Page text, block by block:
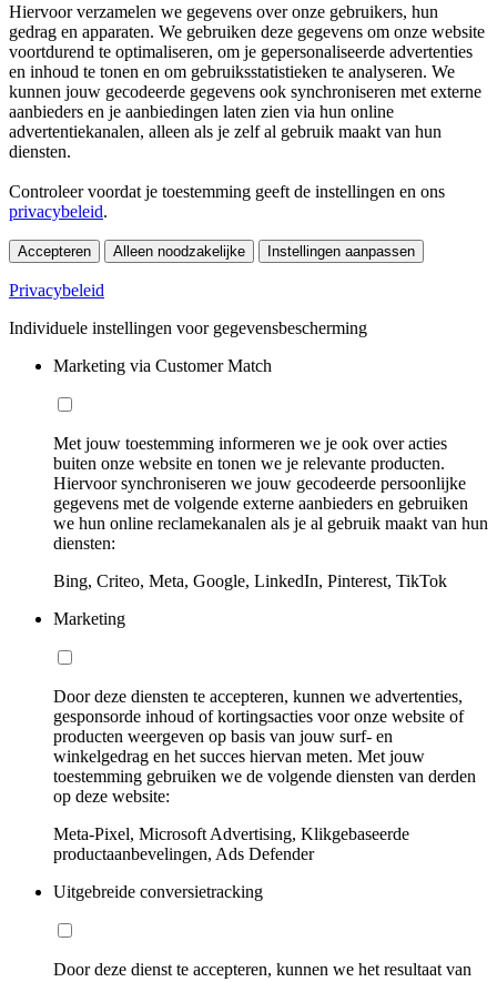
Hiervoor verzamelen we gegevens over onze gebruikers, hun
gedrag en apparaten. We gebruiken deze gegevens om onze website
voortdurend te optimaliseren, om je gepersonaliseerde advertenties
en inhoud te tonen en om gebruiksstatistieken te analyseren. We
kunnen jouw gecodeerde gegevens ook synchroniseren met externe
aanbieders en je aanbiedingen laten zien via hun online
advertentiekanalen, alleen als je zelf al gebruik maakt van hun
diensten.
Controleer voordat je toestemming geeft de instellingen en ons
privacybeleid.
Accepteren Alleen noodzakelijke Instellingen aanpassen
Privacybeleid
Individuele instellingen voor gegevensbescherming
Marketing via Customer Match
Met jouw toestemming informeren we je ook over acties
buiten onze website en tonen we je relevante producten.
Hiervoor synchroniseren we jouw gecodeerde persoonlijke
gegevens met de volgende externe aanbieders en gebruiken
we hun online reclamekanalen als je al gebruik maakt van hun
diensten:
Bing, Criteo, Meta, Google, LinkedIn, Pinterest, TikTok
Marketing
Door deze diensten te accepteren, kunnen we advertenties,
gesponsorde inhoud of kortingsacties voor onze website of
producten weergeven op basis van jouw surf- en
winkelgedrag en het succes hiervan meten. Met jouw
toestemming gebruiken we de volgende diensten van derden
op deze website:
Meta-Pixel, Microsoft Advertising, Klikgebaseerde
productaanbevelingen, Ads Defender
Uitgebreide conversietracking
Door deze dienst te accepteren, kunnen we het resultaat van